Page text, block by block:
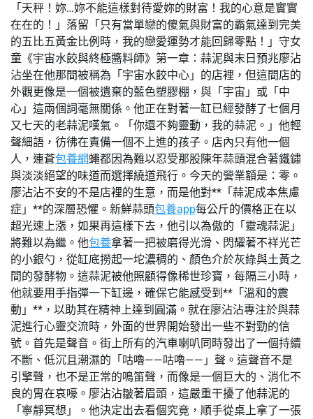
「天秤！妳…妳不能這樣對待愛妳的財富！我的心意是實實
在在的！」落留「只有當單戀的傻氣與財富的霸氣達到完美
的五比五黃金比例時，我的戀愛運勢才能回歸零點！」守女
童《宇宙水餃與終極醬料師》第一章：蒜泥與末日預兆廖沾
沾坐在他那間被稱為「宇宙水餃中心」的店裡，但這間店的
外觀更像是一個被遺棄的藍色塑膠棚，與「宇宙」或「中
心」這兩個詞毫無關係。他正在對著一缸已經發酵了七個月
又七天的老蒜泥嘆氣。「你還不夠靈動，我的蒜泥。」他輕
聲細語，彷彿在責備一個不上進的孩子。店內只有他一個
人，連蒼包養網蠅都因為難以忍受那股陳年蒜頭混合著鐵鏽
與淡淡絕望的味道而選擇繞道飛行。今天的營業額是：零。
廖沾沾不安的不是店裡的生意，而是他對**「蒜泥成本焦慮
症」**的深層恐懼。新鮮蒜頭包養app每公斤的價格正在以
超光速上漲，如果再這樣下去，他引以為傲的「靈魂蒜泥」
將難以為繼。他包養拿著一把被磨得光滑、閃耀著不祥光芒
的小銀勺，從缸底撈起一坨濃稠的、顏色介於灰綠與土黃之
間的發酵物。這蒜泥被他照顧得像稀世珍寶，每隔三小時，
他就要用手指彈一下缸邊，確保它能感受到**「溫和的震
動」**，以助其在精神上達到圓滿。就在廖沾沾專注於與蒜
泥進行心靈交流時，外面的世界開始發出一些不對勁的信
號。首先是聲音。街上所有的汽車喇叭同時發出了一個持續
不斷、低沉且潮濕的「咕嚕——咕嚕——」聲。這聲音不是
引擎聲，也不是正常的鳴笛聲，而像是一個巨大的、消化不
良的胃在哀嚎。廖沾沾皺著眉頭，這嚴重干擾了他蒜泥的
「寧靜冥想」。他決定出去看個究竟，順手從桌上拿了一張